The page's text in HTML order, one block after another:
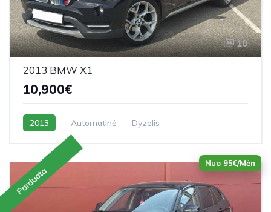
10
2013 BMW X1
10,900€
2013 Automatinė Dyzelis
Nuo 95€/Mėn
Parduota